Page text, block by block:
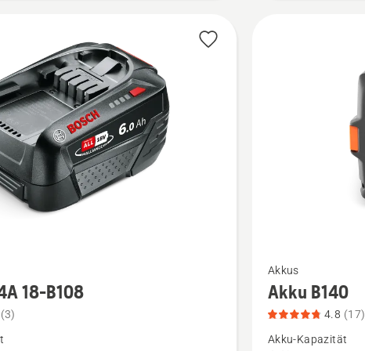
18-B108
(3)
Details
Akkus
Akku B140
4.8 (17)
Akku-Kapazität